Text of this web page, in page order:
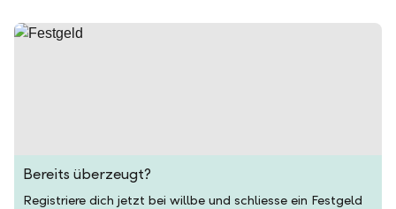
Bereits überzeugt?
Registriere dich jetzt bei willbe und schliesse ein Festgeld